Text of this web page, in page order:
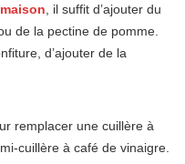
maison , il suffit d’ajouter du
de la pectine de pomme.
d’ajouter de la
remplacer une cuillère à
cuillère à café de vinaigre.